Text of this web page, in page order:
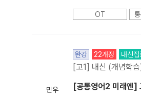
OT
민우
완강 22개정 내신집
[고1] 내신 (개념학
[공통영어2 미래엔]